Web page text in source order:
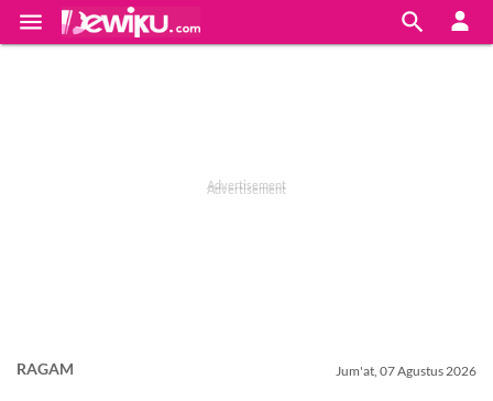
 
RAGAM Jum'at, 07 Agustus 2026